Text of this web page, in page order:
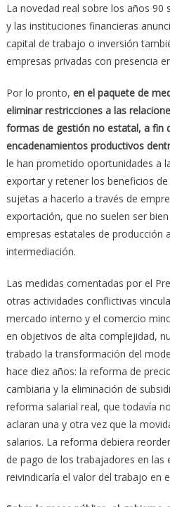
La novedad real sobre los años 90
y las instituciones financieras
capital de trabajo o inversión
empresas privadas con presencia
Por lo pronto, en el paquete de
eliminar restricciones a las
formas de gestión no estatal, a fin
encadenamientos productivos
le han prometido oportunidades a
exportar y retener los beneficios
sujetas a hacerlo a través de
exportación, que no suelen ser
empresas estatales de producción
intermediación.
Las medidas comentadas por el
otras actividades conflictivas
mercado interno y el comercio
en objetivos de alta complejidad,
trabado la transformación del
hace diez años: la reforma de
cambiaria y la eliminación de
reforma salarial real, que todavía
aclaran una y otra vez que la
salarios. La reforma debiera
de pago de los trabajadores en las
reivindicaría el valor del trabajo en